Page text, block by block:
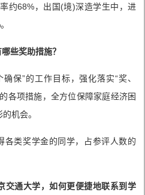
约68%，出国(境)深造学生中，进
些奖助措施？
保”的工作目标，强化落实“奖、
各项措施，全方位保障家庭经济困
机会。
各类奖学金的同学，占参评人数的
交通大学，如何更便捷地联系到学